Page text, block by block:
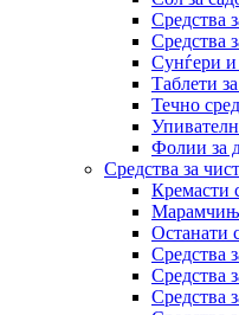
Средства
Средства
Сунѓери
Таблети
Течно
Фолии за
Средства за
Кремасти
Останати
Средства
Средства
Средства